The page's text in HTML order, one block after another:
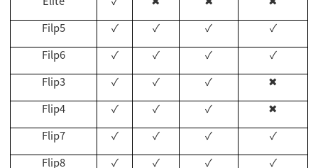
Filp5
✓ ✓ ✓
✓
Filp6
✓ ✓ ✓
✓
Flip3
✓ ✓ ✓
✖
Flip4
✓ ✓ ✓
✖
Flip7
✓ ✓ ✓
✓
Flip8
✓ ✓ ✓
✓